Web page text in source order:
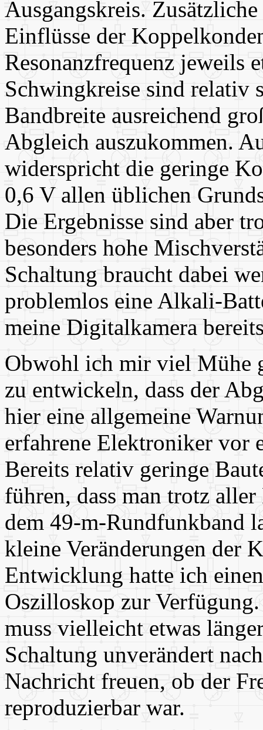
Ausgangskreis.
Einflüsse der
Resonanzfrequenz jeweils
Schwingkreise sind relativ
Bandbreite ausreichend
Abgleich auszukommen.
widerspricht die geringe
0,6 V allen üblichen
Die Ergebnisse sind aber
besonders hohe
Schaltung braucht dabei
problemlos eine Alkali-
meine Digitalkamera
Obwohl ich mir viel Mühe
zu entwickeln, dass der
hier eine allgemeine
erfahrene Elektroniker vor
Bereits relativ geringe
führen, dass man trotz
dem 49-m-Rundfunkband
kleine Veränderungen der
Entwicklung hatte ich
Oszilloskop zur
muss vielleicht etwas
Schaltung unverändert
Nachricht freuen, ob der
reproduzierbar war.